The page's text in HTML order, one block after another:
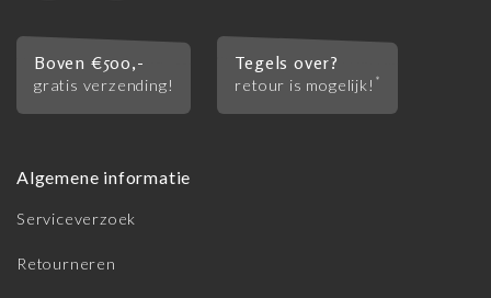
Boven €500,-
gratis verzending!
Tegels over?
retour is mogelijk! *
Algemene informatie
Serviceverzoek
Retourneren